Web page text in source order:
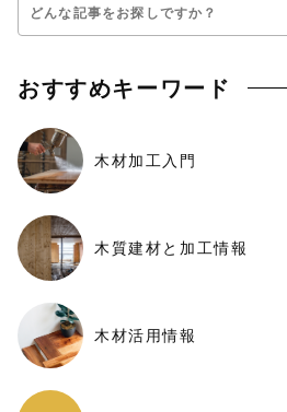
おすすめキーワード
木材加工入門
木質建材と加工情報
木材活用情報